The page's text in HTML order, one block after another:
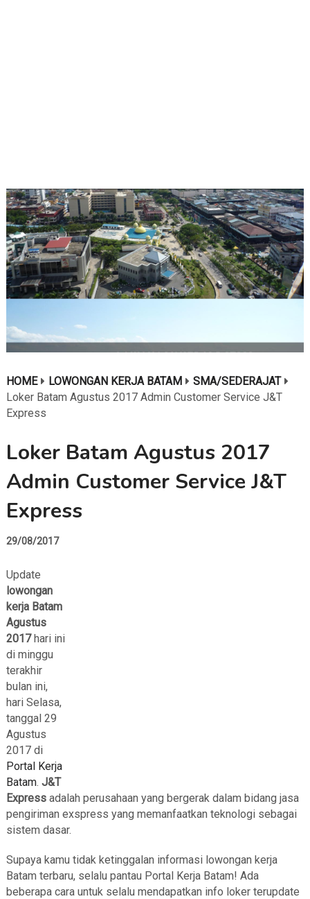
HOME LOWONGAN KERJA BATAM
SMA/SEDERAJAT
Loker Batam Agustus 2017 Admin Customer Service J&T
Express
Loker Batam Agustus 2017
Admin Customer Service J&T
Express
29/08/2017
Update
lowongan
kerja Batam
Agustus
2017hari ini
di minggu
terakhir
bulan ini,
hari Selasa,
tanggal 29
Agustus
2017 di
Portal Kerja
Batam. J&T
Expressadalah perusahaan yang bergerak dalam bidang jasa
pengiriman exspress yang memanfaatkan teknologi sebagai
sistem dasar.
Supaya kamu tidak ketinggalan informasi lowongan kerja
Batam terbaru, selalu pantau Portal Kerja Batam! Ada
beberapa cara untuk selalu mendapatkan info loker terupdate